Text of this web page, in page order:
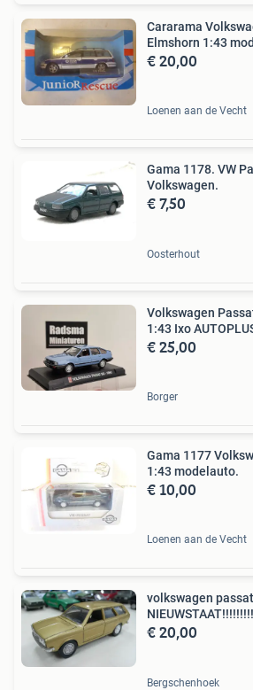
Cararama
Elmshorn 1:43
€ 20,00
Loenen aan de Vecht
Gama 1178. VW
Volkswagen.
€ 7,50
Oosterhout
Volkswagen
1:43 Ixo
€ 25,00
Borger
Gama 1177
1:43 modelauto.
€ 10,00
Loenen aan de Vecht
volkswagen
€ 20,00
Bergschenhoek